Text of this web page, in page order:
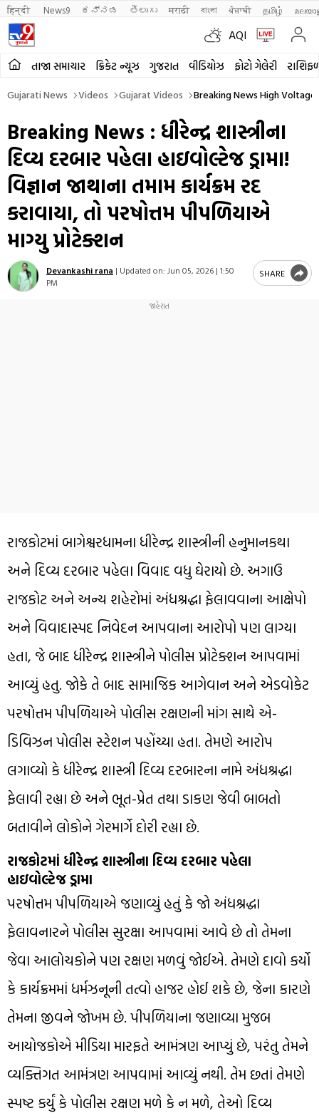
हिन्दी News9 ಕನ್ನಡ తెలుగు मराठी বাংলা ਪੰਜਾਬੀ தமிழ்
AQI
તાજા સમાચાર ક્રિકેટ ન્યૂઝ ગુજરાત વીડિયોઝ ફોટો ગેલેરી
Gujarati News Videos Gujarat Videos Breaking News High
Breaking News : ધીરેન્દ્ર શાસ્ત્રીના
દિવ્ય દરબાર પહેલા હાઇવોલ્ટેજ ડ્રામા!
વિજ્ઞાન જાથાના તમામ કાર્યક્રમ રદ
કરાવાયા, તો પરષોત્તમ પીપળિયાએ
માગ્યુ પ્રોટેક્શન
Devankashi rana | Updated on: Jun 05, 2026 | 1:50
PM
SHARE
રાજકોટમાં બાગેશ્વરધામના ધીરેન્દ્ર શાસ્ત્રીની હનુમાનકથા
અને દિવ્ય દરબાર પહેલા વિવાદ વધુ ઘેરાયો છે. અગાઉ
રાજકોટ અને અન્ય શહેરોમાં અંધશ્રદ્ધા ફેલાવવાના આક્ષેપો
અને વિવાદાસ્પદ નિવેદન આપવાના આરોપો પણ લાગ્યા
હતા, જે બાદ ધીરેન્દ્ર શાસ્ત્રીને પોલીસ પ્રોટેક્શન આપવામાં
આવ્યું હતુ. જોકે તે બાદ સામાજિક આગેવાન અને એડવોકેટ
પરષોત્તમ પીપળિયાએ પોલીસ રક્ષણની માંગ સાથે એ-
ડિવિઝન પોલીસ સ્ટેશન પહોંચ્યા હતા. તેમણે આરોપ
લગાવ્યો કે ધીરેન્દ્ર શાસ્ત્રી દિવ્ય દરબારના નામે અંધશ્રદ્ધા
ફેલાવી રહ્યા છે અને ભૂત-પ્રેત તથા ડાકણ જેવી બાબતો
બતાવીને લોકોને ગેરમાર્ગે દોરી રહ્યા છે.
રાજકોટમાં ધીરેન્દ્ર શાસ્ત્રીના દિવ્ય દરબાર પહેલા
હાઇવોલ્ટેજ ડ્રામા
પરષોત્તમ પીપળિયાએ જણાવ્યું હતું કે જો અંધશ્રદ્ધા
ફેલાવનારને પોલીસ સુરક્ષા આપવામાં આવે છે તો તેમના
જેવા આલોચકોને પણ રક્ષણ મળવું જોઈએ. તેમણે દાવો કર્યો
કે કાર્યક્રમમાં ધર્મઝનૂની તત્વો હાજર હોઈ શકે છે, જેના કારણે
તેમના જીવને જોખમ છે. પીપળિયાના જણાવ્યા મુજબ
આયોજકોએ મીડિયા મારફતે આમંત્રણ આપ્યું છે, પરંતુ તેમને
વ્યક્તિગત આમંત્રણ આપવામાં આવ્યું નથી. તેમ છતાં તેમણે
સ્પષ્ટ કર્યું કે પોલીસ રક્ષણ મળે કે ન મળે, તેઓ દિવ્ય